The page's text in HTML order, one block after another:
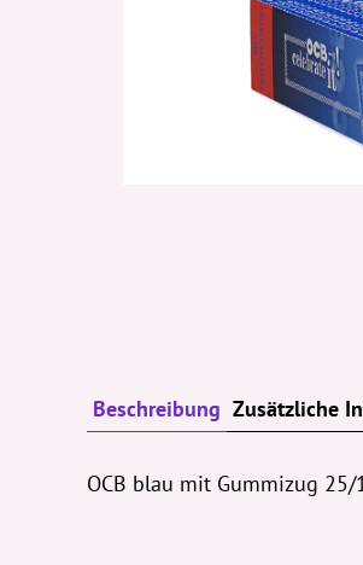
Beschreibung Zusätzliche
OCB blau mit Gummizug 25/